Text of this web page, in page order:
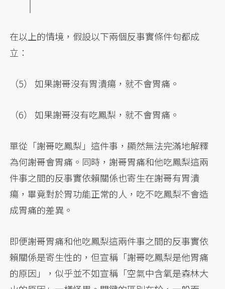
在以上的情境，假設以下兩個反事實條件句都成
立：
（5） 如果謝哥沒有胃潰瘍，就不會胃痛。
（6） 如果謝哥沒有吃鳳梨，就不會胃痛。
單從「謝哥吃鳳梨」這件事，顯然無法完滿地解釋
為何謝哥會胃痛。同時，謝哥胃痛和他吃鳳梨這兩
件事之間的反事實依賴關係也寄生在謝哥有胃潰
瘍，畢竟對於胃功能正常的人，吃不吃鳳梨不會造
成胃痛的差異。
即便謝哥胃痛和他吃鳳梨這兩件事之間的反事實依
賴關係是寄生性的，但宣稱「謝哥吃鳳梨是他胃痛
的原因」，似乎並不如宣稱「空氣中含氧是森林大